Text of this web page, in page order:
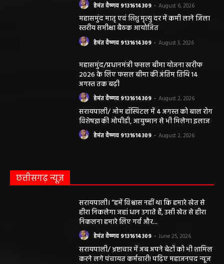
महासमुंद मातृ एवं शिशु मृत्यु दर में कमी लाने जिला
स्तरीय समीक्षा बैठक आयोजित
हेमंत वैष्णव 9131614309 -
2026 के लिए फसल बीमा की अंतिम तिथि 14
अगस्त तक बढ़ी
हेमंत वैष्णव 9131614309
सरायपाली/ ओम हॉस्पिटल में 4 अगस्त को बाल रोग
विशेषज्ञ की ओपीडी, आयुष्मान से भी मिलेगा इलाज
हेमंत वैष्णव 9131614309 - August 2, 2026
छत्तीसगढ़ न्यूज़
हीरा निकलेगा जहां धान उगाते हैं, उसी खेत से हीरा
निकलना हमारे लिए गर्व और...
हेमंत वैष्णव 9131614309 -
सरायपाली/ भ्रष्टाचार में अब अपने बेटों को भी शामिल
करने लगे पंचायत कर्मचारी! पढ़िए महाजनपद न्यूज
की विशेष खबर